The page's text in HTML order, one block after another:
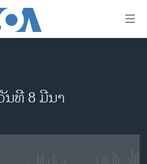
ະລັດ 2024
ທີ 8 ມີນາ